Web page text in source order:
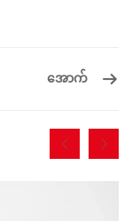
အောက်